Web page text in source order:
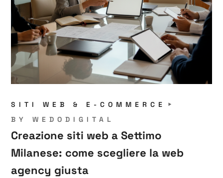
SITI WEB & E-COMMERCE
BYWEDODIGITAL
Creazione siti web a Settimo
Milanese: come scegliere la web
agency giusta